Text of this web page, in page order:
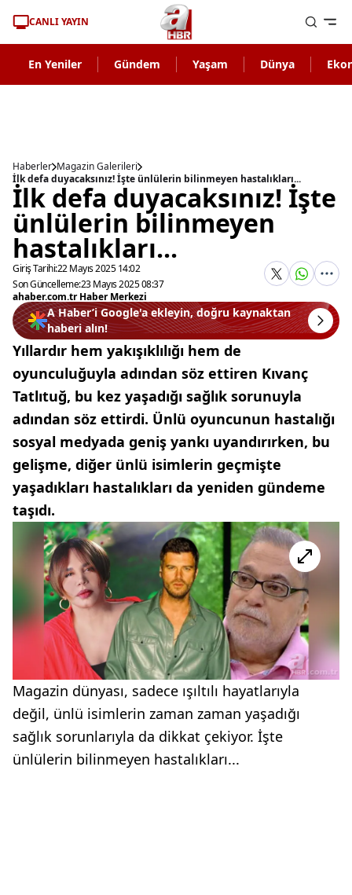
CANLI YAYIN
En Yeniler Gündem Yaşam Dünya
Haberler Magazin Galerileri
İlk defa duyacaksınız! İşte ünlülerin bilinmeyen hastalıkları...
İlk defa duyacaksınız! İşte
ünlülerin bilinmeyen
hastalıkları...
Giriş Tarihi:22 Mayıs 2025 14:02
Son Güncelleme:23 Mayıs 2025 08:37
ahaber.com.tr Haber Merkezi
A Haber’i Google'a ekleyin, doğru kaynaktan
haberi alın!
Yıllardır hem yakışıklılığı hem de
oyunculuğuyla adından söz ettiren Kıvanç
Tatlıtuğ, bu kez yaşadığı sağlık sorunuyla
adından söz ettirdi. Ünlü oyuncunun hastalığı
sosyal medyada geniş yankı uyandırırken, bu
gelişme, diğer ünlü isimlerin geçmişte
yaşadıkları hastalıkları da yeniden gündeme
taşıdı.
Magazin dünyası, sadece ışıltılı hayatlarıyla
değil, ünlü isimlerin zaman zaman yaşadığı
sağlık sorunlarıyla da dikkat çekiyor. İşte
ünlülerin bilinmeyen hastalıkları...